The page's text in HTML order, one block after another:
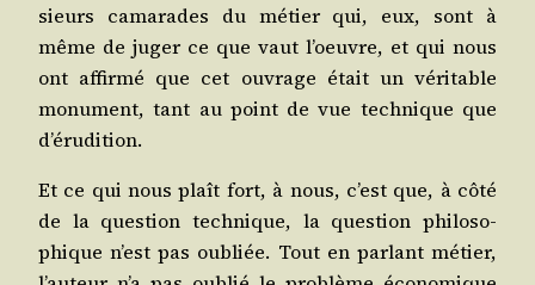
sieurs cama­rades du métier qui, eux, sont à
même de juger ce que vaut l’oeuvre, et qui nous
ont affir­mé que cet ouvrage était un véri­table
monu­ment, tant au point de vue tech­nique que
d’érudition.
Et ce qui nous plaît fort, à nous, c’est que, à côté
de la ques­tion tech­nique, la ques­tion phi­lo­so­
phique n’est pas oubliée. Tout en par­lant métier,